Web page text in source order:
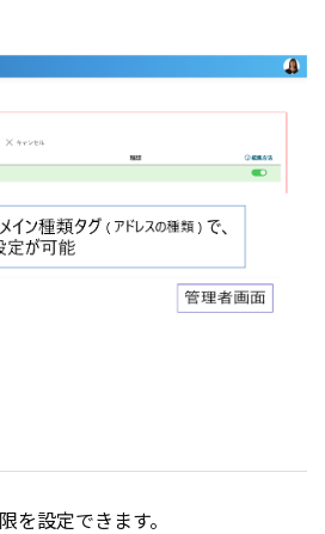
を設定できます。